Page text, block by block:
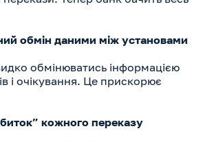
обмін даними між установами
обмінюватись інформацією
і очікування. Це прискорює
кожного переказу